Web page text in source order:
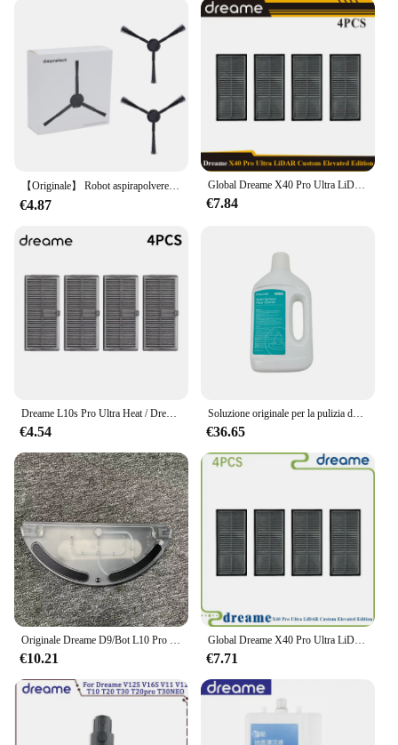
【Originale】 Robot aspirapolvere Dreame L20 Ultra opzionale, spazzola a rullo, filtro, sacchetto per la polvere, panno per scopa, accessori per spazzole laterali
€4.87
Global Dreame X40 Pro Ultra LiDAR Custom Elevated Edition, parti per aspirapolvere S30 Pro UItra; spazzola laterale principale a rullo, sacchetto per la polvere
€7.84
Dreame L10s Pro Ultra Heat / Dreame Bot X30 Ultra / X30 Pro / S10 Pro Ultra Parti Rullo Spazzola Laterale Filtro Mop Sacchetto per la Polvere Scatola
€4.54
Soluzione originale per la pulizia dei pavimenti per Dreame X40 Ultra X30 Ultra Parti per aspirapolvere Detergente Liquido per la pulizia Lavapavimenti Antibatterico
€36.65
Originale Dreame D9/Bot L10 Pro serbatoio dell'acqua Robot aspirapolvere pezzi di ricambio ricambio serbatoio dell'acqua accessori straccio
€10.21
Global Dreame X40 Pro Ultra LiDAR Custom Elevated Edition, parti per aspirapolvere S30 Pro UItra; spazzola laterale principale a rullo, sacchetto per la polvere
€7.71